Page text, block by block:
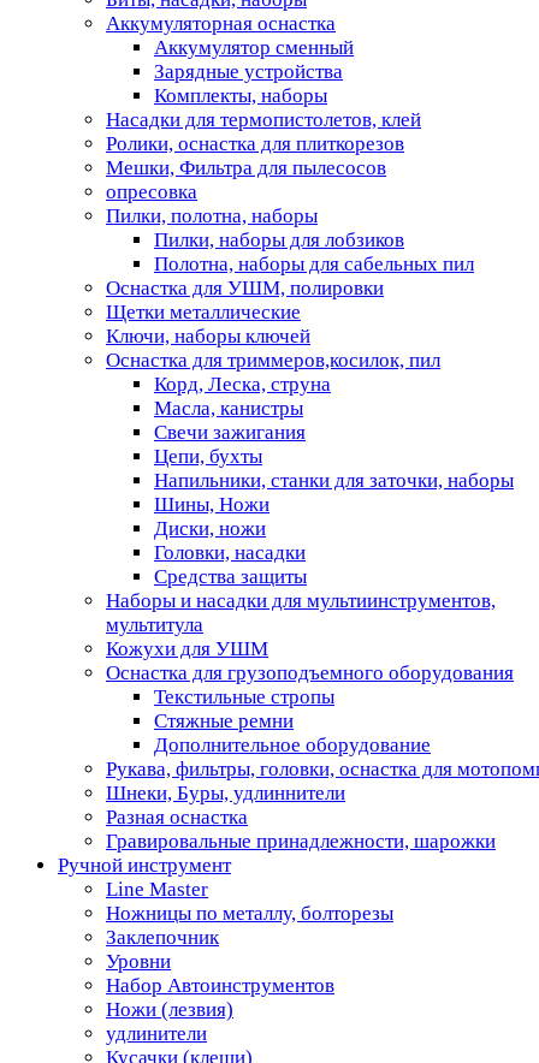
Аккумуляторная оснастка
Аккумулятор сменный
Зарядные устройства
Комплекты, наборы
Насадки для термопистолетов, клей
Ролики, оснастка для плиткорезов
Мешки, Фильтра для пылесосов
опресовка
Пилки, полотна, наборы
Пилки, наборы для лобзиков
Полотна, наборы для сабельных пил
Оснастка для УШМ, полировки
Щетки металлические
Ключи, наборы ключей
Оснастка для триммеров,косилок, пил
Корд, Леска, струна
Масла, канистры
Свечи зажигания
Цепи, бухты
Напильники, станки для заточки, наборы
Шины, Ножи
Диски, ножи
Головки, насадки
Средства защиты
Наборы и насадки для мультиинструментов,
мультитула
Кожухи для УШМ
Оснастка для грузоподъемного оборудования
Текстильные стропы
Стяжные ремни
Дополнительное оборудование
Рукава, фильтры, головки, оснастка для
Шнеки, Буры, удлиннители
Разная оснастка
Гравировальные принадлежности, шарожки
Ручной инструмент
Line Master
Ножницы по металлу, болторезы
Заклепочник
Уровни
Набор Автоинструментов
Ножи (лезвия)
удлинители
Кусачки (клещи)